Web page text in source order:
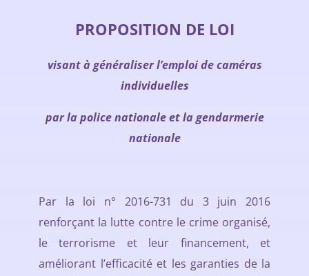
PROPOSITION DE LOI
visant à généraliser l’emploi de caméras
individuelles
par la police nationale et la gendarmerie
nationale
Par la loi n° 2016-731 du 3 juin 2016
renforçant la lutte contre le crime organisé,
le terrorisme et leur financement, et
améliorant l’efficacité et les garanties de la